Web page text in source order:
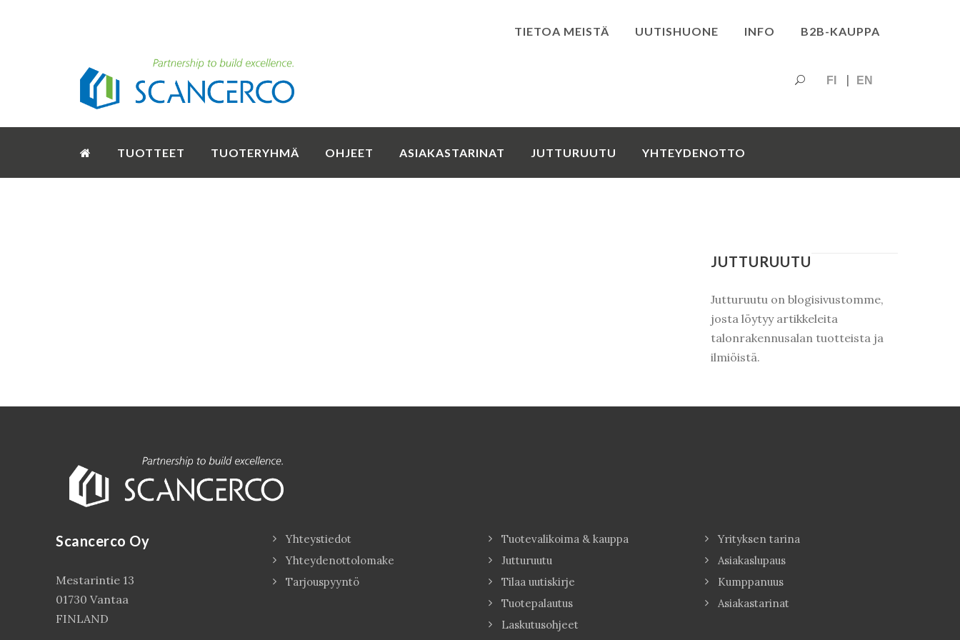
TIETOA MEISTÄ UUTISHUONE INFO B2B-KAUPPA
FI EN
TUOTTEET TUOTERYHMÄ OHJEET ASIAKASTARINAT JUTTURUUTU YHTEYDENOTTO
JUTTURUUTU
Jutturuutu on blogisivustomme,
josta löytyy artikkeleita
talonrakennusalan tuotteista ja
ilmiöistä.
Scancerco Oy
Mestarintie 13
01730 Vantaa
FINLAND
Yhteystiedot
Yhteydenottolomake
Tarjouspyyntö
Tuotevalikoima & kauppa
Jutturuutu
Tilaa uutiskirje
Tuotepalautus
Laskutusohjeet
Yrityksen tarina
Asiakaslupaus
Kumppanuus
Asiakastarinat